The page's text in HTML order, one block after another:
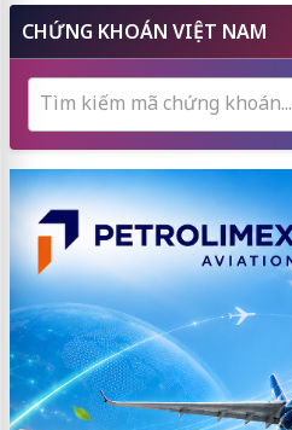
CHỨNG KHOÁN VIỆT NAM
Tìm kiếm mã chứng khoán...